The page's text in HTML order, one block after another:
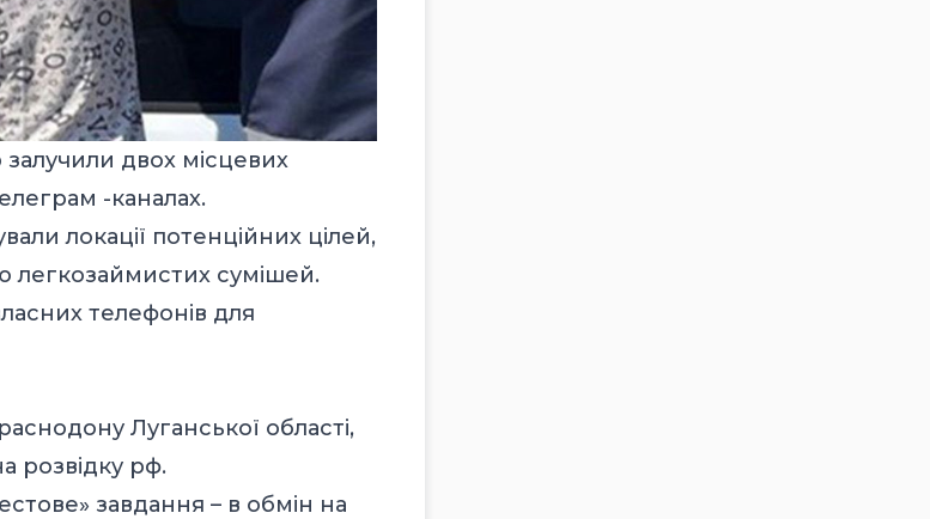
двох місцевих
-каналах.
локації потенційних цілей,
легкозаймистих сумішей.
телефонів для
Луганської області,
розвідку рф.
завдання – в обмін на